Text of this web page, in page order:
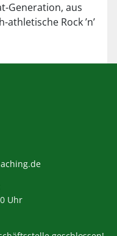
Generation, aus
Rock ’n’
Uhr